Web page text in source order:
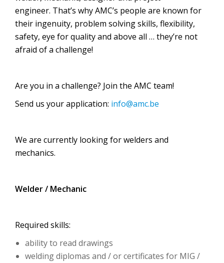
engineer. That’s why AMC’s people are known for
their ingenuity, problem solving skills, flexibility,
safety, eye for quality and above all … they’re not
afraid of a challenge!
Are you in a challenge? Join the AMC team!
Send us your application: info@amc.be
We are currently looking for welders and
mechanics.
Welder / Mechanic
Required skills:
ability to read drawings
welding diplomas and / or certificates for MIG /